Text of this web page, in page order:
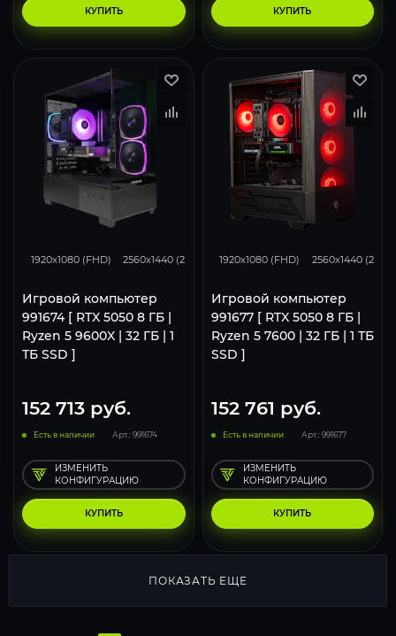
КУПИТЬ КУПИТЬ
1920x1080 (FHD) 2560x1440 (2K) 3840x2160 (4K)
Игровой компьютер
991674 [ RTX 5050 8 ГБ |
Ryzen 5 9600X | 32 ГБ | 1
ТБ SSD ]
152 713 руб.
Есть в наличии Арт.: 991674
КУПИТЬ
ИЗМЕНИТЬ
КОНФИГУРАЦИЮ
1920x1080 (FHD) 2560x1440 (2K)
Игровой компьютер
991677 [ RTX 5050 8 ГБ |
Ryzen 5 7600 | 32 ГБ | 1 ТБ
SSD ]
152 761 руб.
Есть в наличии Арт.: 991677
КУПИТЬ
ИЗМЕНИТЬ
КОНФИГУРАЦИЮ
ПОКАЗАТЬ ЕЩЕ